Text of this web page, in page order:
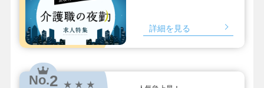
詳細を見る
No.2 ★ ★ ★